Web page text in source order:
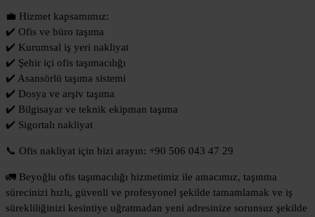
💼 Hizmet kapsamımız:
✔️ Ofis ve büro taşıma
✔️ Kurumsal iş yeri nakliyat
✔️ Şehir içi ofis taşımacılığı
✔️ Asansörlü taşıma sistemi
✔️ Dosya ve arşiv taşıma
✔️ Bilgisayar ve teknik ekipman taşıma
✔️ Sigortalı nakliyat
📞 Ofis nakliyat için bizi arayın: +90 506 043 47 29
🚛 Beyoğlu ofis taşımacılığı hizmetimiz ile amacımız, taşınma
sürecinizi hızlı, güvenli ve profesyonel şekilde tamamlamak ve iş
sürekliliğinizi kesintiye uğratmadan yeni adresinize sorunsuz şekilde